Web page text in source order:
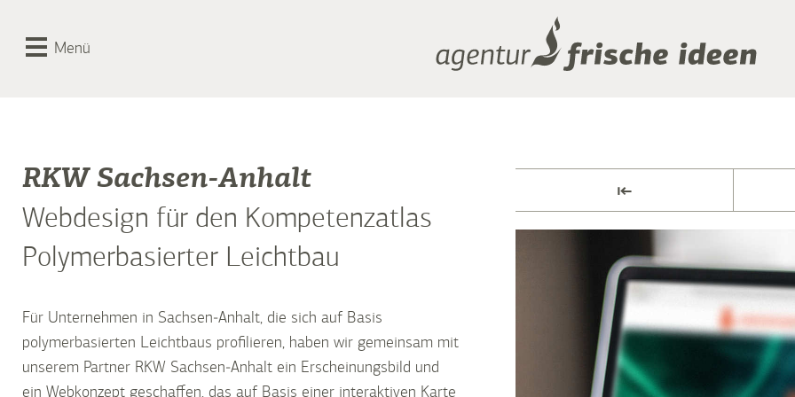
Menü
RKW Sachsen-Anhalt
Webdesign für den Kompetenzatlas
Polymerbasierter Leichtbau
Für Unternehmen in Sachsen-Anhalt, die sich auf Basis
polymerbasierten Leichtbaus profilieren, haben wir gemeinsam mit
unserem Partner RKW Sachsen-Anhalt ein Erscheinungsbild und
ein Webkonzept geschaffen, das auf Basis einer interaktiven Karte
⇤